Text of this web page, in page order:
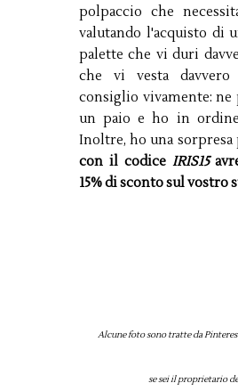
polpaccio che
valutando l'acquisto di
palette che vi duri
che vi vesta
consiglio vivamente: ne
un paio e ho in
Inoltre, ho una
con il codice IRIS15
15% di sconto sul vostro
Alcune foto sono tratte da
se sei il proprietario